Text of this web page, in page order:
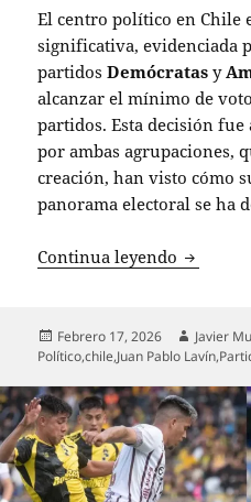
El centro político en Chile
significativa, evidenciada
partidosDemócratas y
alcanzar el mínimo de
partidos. Esta decisión fue
por ambas agrupaciones,
creación, han visto cómo
panorama electoral se ha
Continua leyendo El
Publicado
el
Febrero 17, 2026 Autor
Javier
Político,chile,Juan Pablo Lavín,